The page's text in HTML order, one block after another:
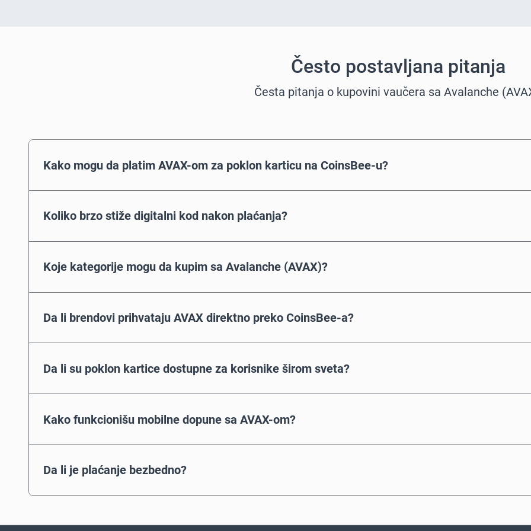
Često postavljana pitanja
Česta pitanja o kupovini vaučera sa Avalanche
Kako mogu da platim AVAX-om za poklon karticu na CoinsBee-u?
Koliko brzo stiže digitalni kod nakon plaćanja?
Koje kategorije mogu da kupim sa Avalanche (AVAX)?
Da li brendovi prihvataju AVAX direktno preko CoinsBee-a?
Da li su poklon kartice dostupne za korisnike širom sveta?
Kako funkcionišu mobilne dopune sa AVAX-om?
Da li je plaćanje bezbedno?